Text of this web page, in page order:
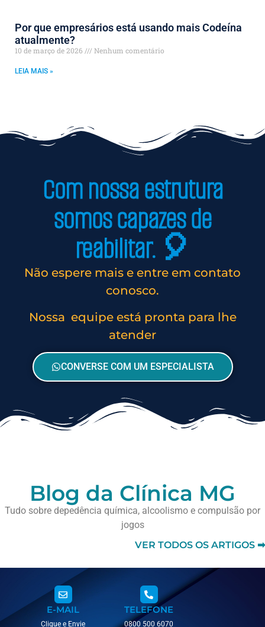
Por que empresários está usando mais Codeína
atualmente?
10 de março de 2026 Nenhum comentário
LEIA MAIS »
Com nossa estrutura
somos capazes de
reabilitar. 🎈
Não espere mais e entre em contato
conosco.
Nossa equipe está pronta para lhe
atender
CONVERSE COM UM ESPECIALISTA
Blog da Clínica MG
Tudo sobre depedência química, alcoolismo e compulsão por
jogos
VER TODOS OS ARTIGOS ➡
E-MAIL
Clique e Envie
TELEFONE
0800 500 6070